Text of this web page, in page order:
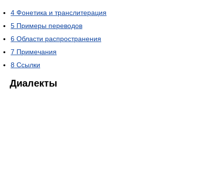
4 Фонетика и транслитерация
5 Примеры переводов
6 Области распространения
7 Примечания
8 Ссылки
Диалекты